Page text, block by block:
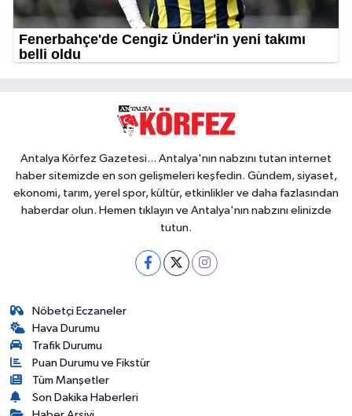
Antalya Körfez Gazetesi... Antalya'nın nabzını tutan internet
haber sitemizde en son gelişmeleri keşfedin. Gündem, siyaset,
ekonomi, tarım, yerel spor, kültür, etkinlikler ve daha fazlasından
haberdar olun. Hemen tıklayın ve Antalya'nın nabzını elinizde
tutun.
Nöbetçi Eczaneler
Hava Durumu
Trafik Durumu
Puan Durumu ve Fikstür
Tüm Manşetler
Son Dakika Haberleri